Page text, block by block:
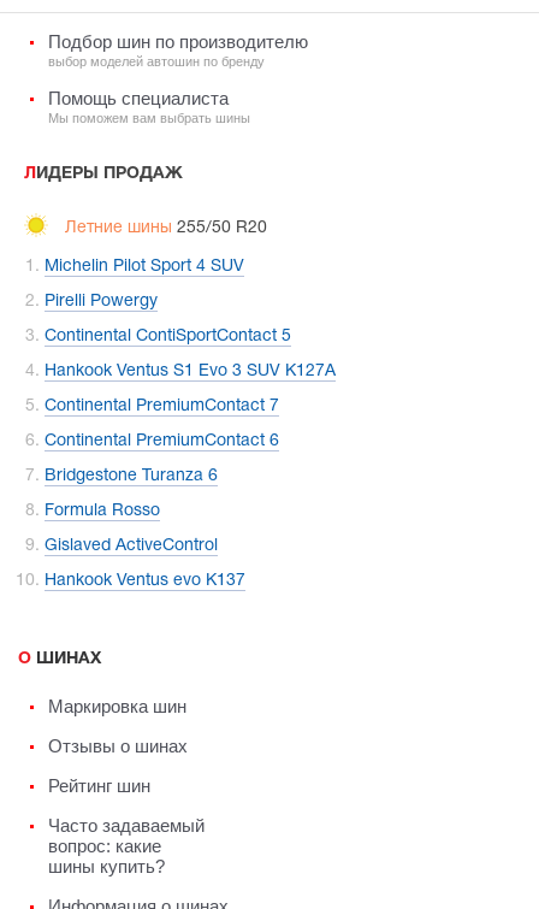
Подбор шин по производителю
выбор моделей автошин по бренду
Помощь специалиста
Мы поможем вам выбрать шины
ЛИДЕРЫ ПРОДАЖ
Летние шины 255/50 R20
Michelin Pilot Sport 4 SUV
Pirelli Powergy
Continental ContiSportContact 5
Hankook Ventus S1 Evo 3 SUV K127A
Continental PremiumContact 7
Continental PremiumContact 6
Bridgestone Turanza 6
Formula Rosso
Gislaved ActiveControl
Hankook Ventus evo K137
О ШИНАХ
Маркировка шин
Отзывы о шинах
Рейтинг шин
Часто задаваемый
вопрос: какие
шины купить?